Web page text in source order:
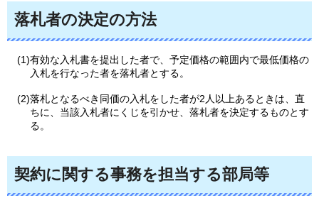
落札者の決定の方法
(1)有効な入札書を提出した者で、予定価格の範囲内で最低価格の
入札を行なった者を落札者とする。
(2)落札となるべき同価の入札をした者が2人以上あるときは、直
ちに、当該入札者にくじを引かせ、落札者を決定するものとす
る。
契約に関する事務を担当する部局等